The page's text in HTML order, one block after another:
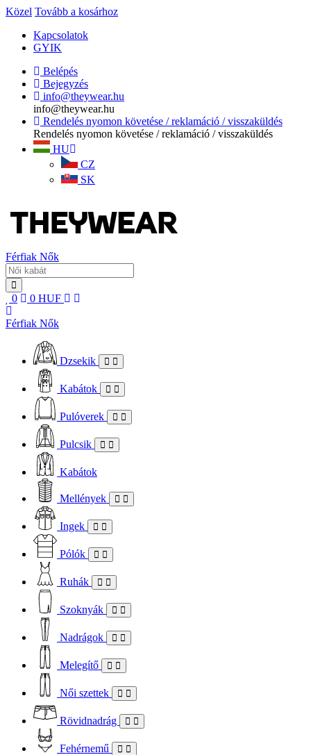
Közel Tovább a kosárhoz
Kapcsolatok
GYIK
Belépés
Bejegyzés
info@theywear.hu
info@theywear.hu
Rendelés nyomon követése / reklamáció / visszaküldés
Rendelés nyomon követése / reklamáció / visszaküldés
HU
CZ
SK
Férfiak Nők
0 0 HUF
Férfiak Nők
Dzsekik
Kabátok
Pulóverek
Pulcsik
Kabátok
Mellények
Ingek
Pólók
Ruhák
Szoknyák
Nadrágok
Melegítő
Női szettek
Rövidnadrág
Fehérnemű